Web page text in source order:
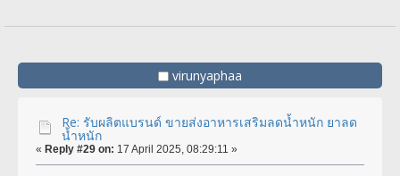
virunyaphaa
Re: รับผลิตแบรนด์ ขายส่งอาหารเสริมลดน้ำหนัก ยาลด
น้ำหนัก
« Reply #29 on: 17 April 2025, 08:29:11 »